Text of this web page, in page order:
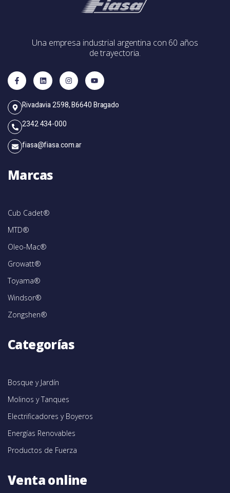
Una empresa industrial argentina con 60 años
de trayectoria.
Rivadavia 2598, B6640 Bragado
2342 434-000
fiasa@fiasa.com.ar
Marcas
Cub Cadet®
MTD®
Oleo-Mac®
Growatt®
Toyama®
Windsor®
Zongshen®
Categorías
Bosque y Jardín
Molinos y Tanques
Electrificadores y Boyeros
Energías Renovables
Productos de Fuerza
Venta online